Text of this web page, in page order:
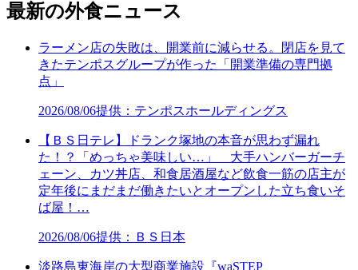
最新の外食ニュース
ラーメン店の失敗は、開業前に減らせる。閉店を見て
きたテンポスグループが作った「開業準備の専門拠
点」
2026/08/06提供：テンポスホールディングス
【ＢＳ日テレ】ドランク塚地の本音が思わず漏れ
た！？「めっちゃ美味しい…」 大手ハンバーガーチ
ェーン、カツ丼店、和食居酒屋など飲食一筋の店主が
定年後にまだまだ働きたいとオープンした立ち食いそ
ば屋！…
2026/08/06提供：ＢＳ日本
淡路島東海岸の大型商業施設『waSTEP